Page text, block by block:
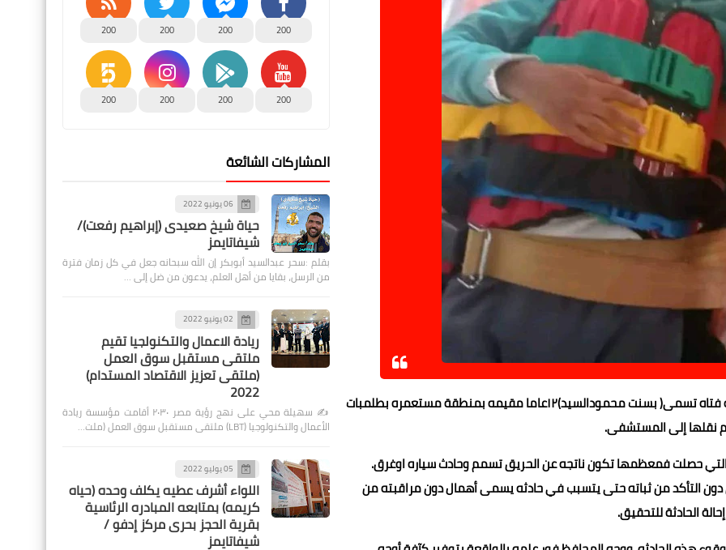
سقط اليوم بمحافظة أسوان بأحدى القرى عمود اناره على وجه فتاه تسمى( بسنت محمودالسيد)١٢عاما مقيمه بمنطقة مستعمره بطلمبات
نقلها إلى المستشفى.
التي حصلت فمعظمها تكون ناتجه عن الحريق تسمم وحادث سياره اوغرق.
دون التأكد من ثباته حتى يتسبب في حادثه يسمى أهمال دون مراقبته من
الحادثة للتحقيق.
200
200
200
200
200
200
200
200
المشاركات الشائعة
06 يونيو 2022
حياة شيخ صعيدى (إبراهيم رفعت)/
شيفاتايمز
بقلم :سحر عبدالسيد أبوبكر إن الله سبحانه جعل في كل زمان فترة
من الرسل، بقايا من أهل العلم، يدعون من ضل إلى …
02 يونيو 2022
ريادة الاعمال والتكنولجيا تقيم
ملتقى مستقبل سوق العمل
(ملتقى تعزيز الاقتصاد المستدام)
2022
✍️ سهيلة محي على نهج رؤية مصر ٢٠٣٠ أقامت مؤسسة ريادة
الأعمال والتكنولوجيا (LBT) ملتقى مستقبل سوق العمل (ملت…
05 يوليو 2022
اللواء أشرف عطيه يكلف وحده (حياه
كريمه) بمتابعه المبادره الرئاسية
بقرية الحجز بحرى مركز إدفو /
شيفاتايمز